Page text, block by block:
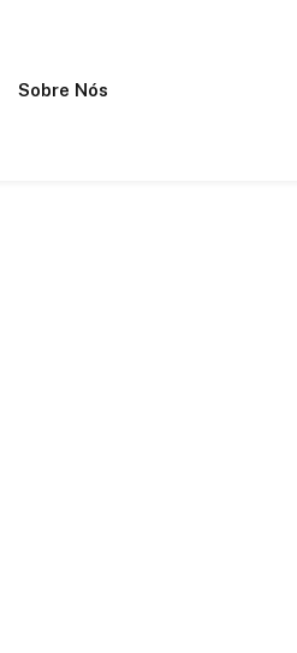
Sobre Nós